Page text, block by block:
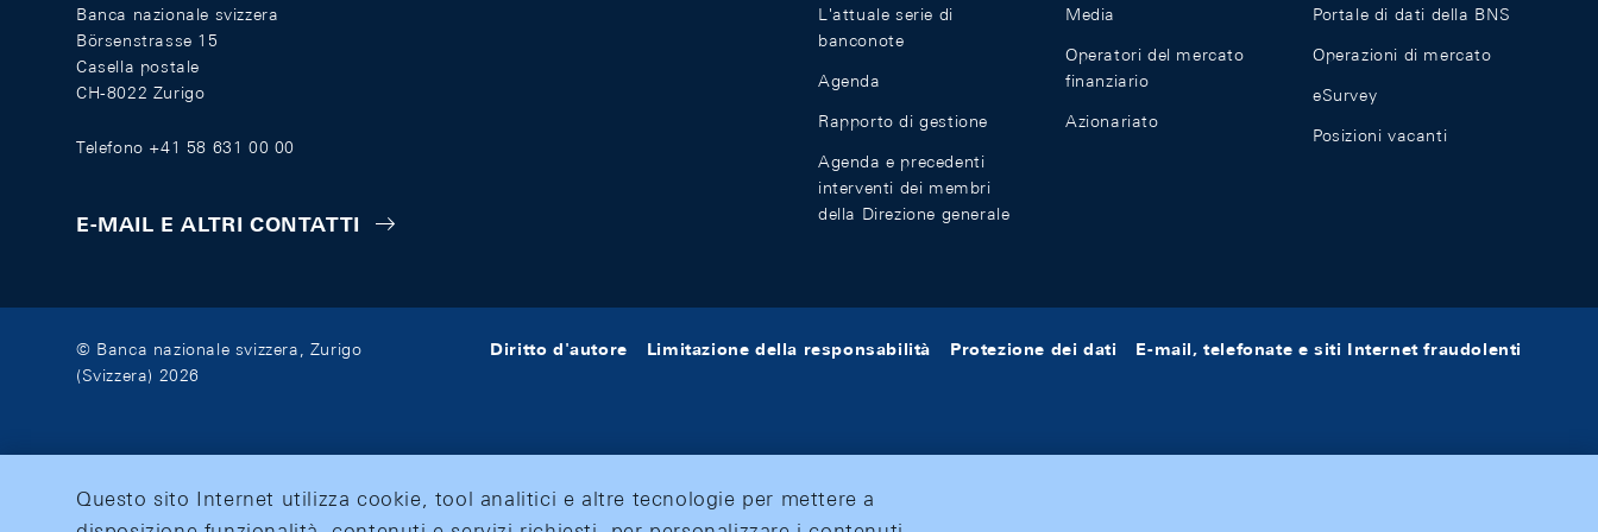
Banca nazionale svizzera
Börsenstrasse 15
Casella postale
CH-8022 Zurigo
Telefono +41 58 631 00 00
E-MAIL E ALTRI CONTATTI
L'attuale serie di
banconote
Agenda
Rapporto di gestione
Agenda e precedenti
interventi dei membri
della Direzione generale
Media
Operatori del mercato
finanziario
Azionariato
Portale di dati della BNS
Operazioni di mercato
eSurvey
Posizioni vacanti
© Banca nazionale svizzera, Zurigo
(Svizzera) 2026
Diritto d'autore Limitazione della responsabilità Protezione dei dati E-mail, telefonate e siti Internet fraudolenti
Questo sito Internet utilizza cookie, tool analitici e altre tecnologie per mettere a